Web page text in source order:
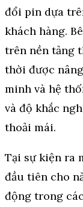
đổi pin dựa
khách hàng.
trên nền tảng
thời được
minh và hệ
và độ khắc
thoải mái.
Tại sự kiện ra
đầu tiên cho
động trong